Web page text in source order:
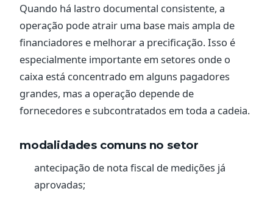
Quando há lastro documental consistente, a
operação pode atrair uma base mais ampla de
financiadores e melhorar a precificação. Isso é
especialmente importante em setores onde o
caixa está concentrado em alguns pagadores
grandes, mas a operação depende de
fornecedores e subcontratados em toda a cadeia.
modalidades comuns no setor
antecipação de nota fiscal de medições já
aprovadas;